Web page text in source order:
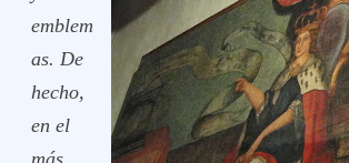
emblem
as. De
hecho,
en el